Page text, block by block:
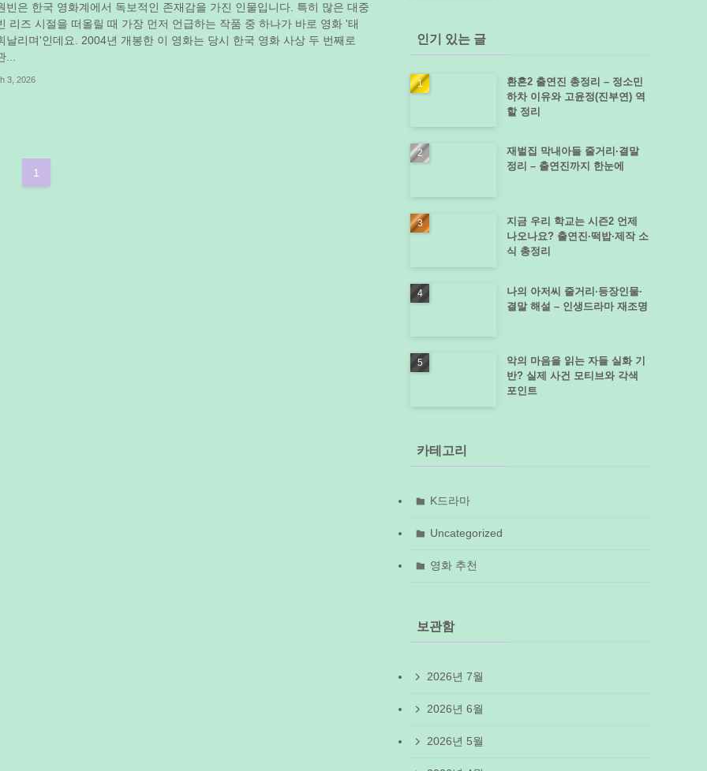
빈은 한국 영화계에서 독보적인 존재감을 가진 인물입니다. 특히 많은 대중
리즈 시절을 떠올릴 때 가장 먼저 언급하는 작품 중 하나가 바로 영화 '태
날리며'인데요. 2004년 개봉한 이 영화는 당시 한국 영화 사상 두 번째로
3, 2026
1
인기 있는 글
환혼2 출연진 총정리 – 정소민
하차 이유와 고윤정(진부연) 역
할 정리
재벌집 막내아들 줄거리·결말
정리 – 출연진까지 한눈에
지금 우리 학교는 시즌2 언제
나오나요? 출연진·떡밥·제작 소
식 총정리
나의 아저씨 줄거리·등장인물·
결말 해설 – 인생드라마 재조명
악의 마음을 읽는 자들 실화 기
반? 실제 사건 모티브와 각색
포인트
카테고리
K드라마
Uncategorized
영화 추천
보관함
2026년 7월
2026년 6월
2026년 5월